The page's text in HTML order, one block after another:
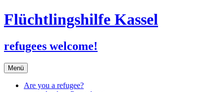
Flüchtlingshilfe Kassel
refugees welcome!
Menü Zum
Inhalt
springen
Are you a refugee?